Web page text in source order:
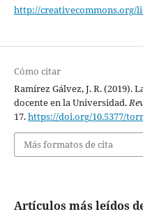
http://creativecommons.org/
Cómo citar
Ramírez Gálvez, J. R. (2019).
docente en la Universidad.
17.https://doi.org/10.5377/
Más formatos de cita
Artículos más leídos